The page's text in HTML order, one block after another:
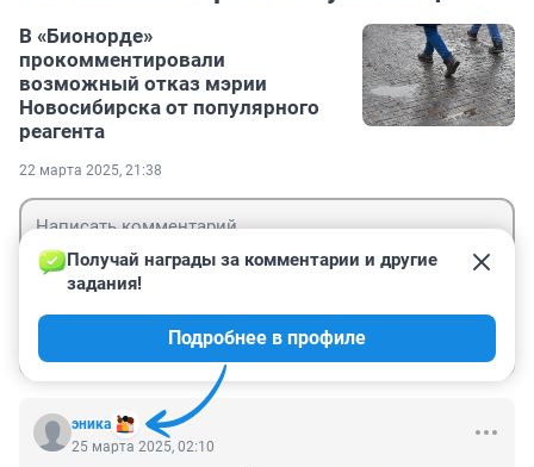
В «Бионорде»
прокомментировали
возможный отказ мэрии
Новосибирска от популярного
реагента
22 марта 2025, 21:38
эника
Получай награды за комментарии и другие
задания!
Подробнее в профиле
25 марта 2025, 02:10